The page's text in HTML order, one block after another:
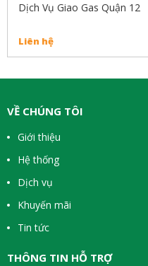
Dịch Vụ Giao Gas Quận 12
Liên hệ
VỀ CHÚNG TÔI
Giới thiệu
Hệ thống
Dịch vụ
Khuyến mãi
Tin tức
THÔNG TIN HỖ TRỢ